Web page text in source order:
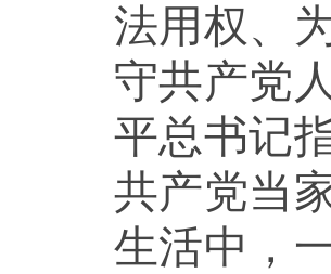
法用权、
守共产党
平总书记
共产党当
生活中，